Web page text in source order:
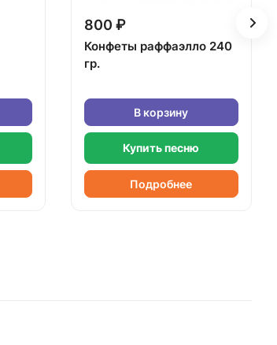
800 ₽
Конфеты раффаэлло 240
гр.
В корзину
Купить песню
Подробнее